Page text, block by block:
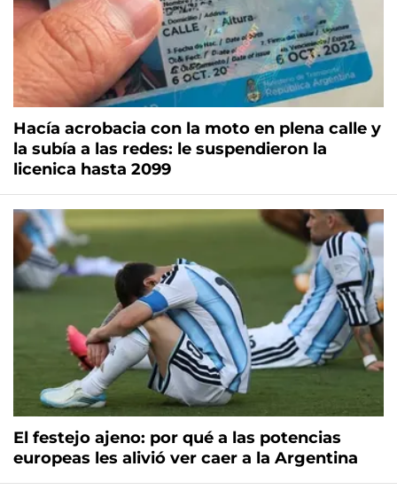
Hacía acrobacia con la moto en plena calle y
la subía a las redes: le suspendieron la
licenica hasta 2099
El festejo ajeno: por qué a las potencias
europeas les alivió ver caer a la Argentina